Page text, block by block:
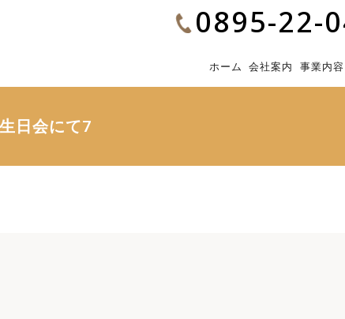
0895-22-
ホーム 会社案内 事業内容
日会にて7